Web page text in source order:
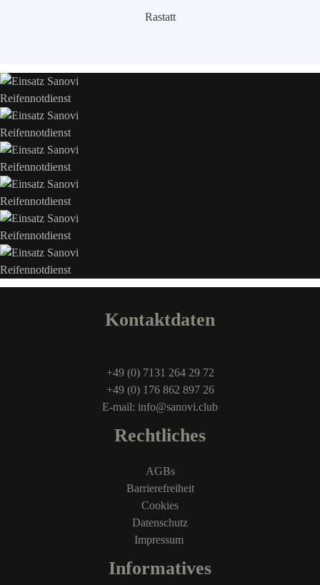
Rastatt
Kontaktdaten
+49 (0) 7131 264 29 72
+49 (0) 176 862 897 26
E-mail: info@sanovi.club
Rechtliches
AGBs
Barrierefreiheit
Cookies
Datenschutz
Impressum
Informatives